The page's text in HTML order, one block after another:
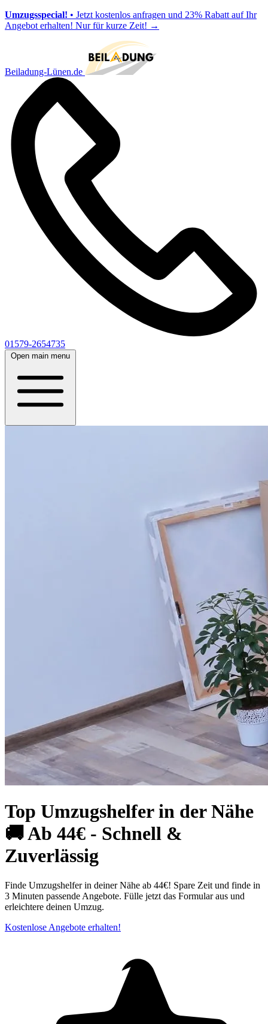
Umzugsspecial! • Jetzt kostenlos anfragen und 23% Rabatt auf Ihr
Angebot erhalten! Nur für kurze Zeit! →
Beiladung-Lünen.de
01579-2654735
Open main menu
Top Umzugshelfer in der Nähe
🚚 Ab 44€ - Schnell &
Zuverlässig
Finde Umzugshelfer in deiner Nähe ab 44€! Spare Zeit und finde in
3 Minuten passende Angebote. Fülle jetzt das Formular aus und
erleichtere deinen Umzug.
Kostenlose Angebote erhalten!